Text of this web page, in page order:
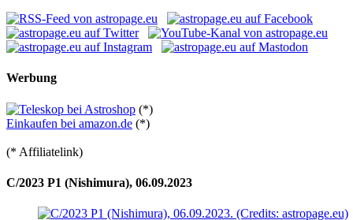
Werbung
(*)
Einkaufen bei amazon.de (*)
(* Affiliatelink)
C/2023 P1 (Nishimura), 06.09.2023